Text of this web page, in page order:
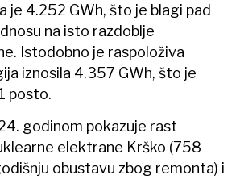
je 4.252 GWh, što je blagi pad
na isto razdoblje
Istodobno je raspoloživa
iznosila 4.357 GWh, što je
posto.
godinom pokazuje rast
elektrane Krško (758
obustavu zbog remonta) i